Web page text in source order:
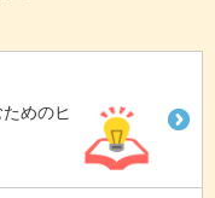
めのヒ